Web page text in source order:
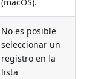
No es posible
seleccionar un
registro en la
lista